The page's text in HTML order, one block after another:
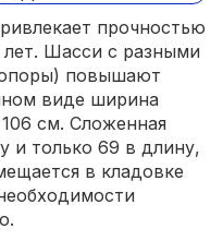
прочностью
Шасси с разными
повышают
виде ширина
см. Сложенная
и только 69 в длину,
в кладовке